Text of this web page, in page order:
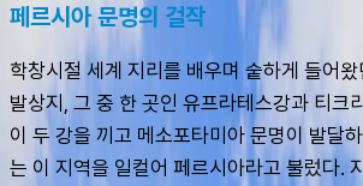
페르시아 문명의 걸작
학창시절 세계 지리를 배우며 숱하게 들어
발상지, 그 중 한 곳인 유프라테스강과 티크
이 두 강을 끼고 메소포타미아 문명이 발달
는 이 지역을 일컬어 페르시아라고 불렀다.